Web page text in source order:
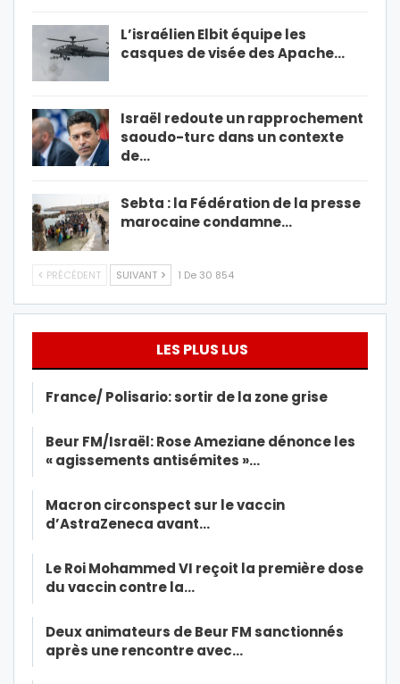
L’israélien Elbit équipe les
casques de visée des Apache…
Israël redoute un rapprochement
saoudo-turc dans un contexte
de…
Sebta : la Fédération de la presse
marocaine condamne…
PRÉCÉDENT SUIVANT 1 De 30 854
LES PLUS LUS
France/ Polisario: sortir de la zone grise
Beur FM/Israël: Rose Ameziane dénonce les
« agissements antisémites »…
Macron circonspect sur le vaccin
d’AstraZeneca avant…
Le Roi Mohammed VI reçoit la première dose
du vaccin contre la…
Deux animateurs de Beur FM sanctionnés
après une rencontre avec…